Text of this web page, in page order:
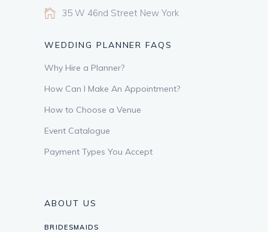
35 W 46nd Street New York
WEDDING PLANNER FAQS
Why Hire a Planner?
How Can I Make An Appointment?
How to Choose a Venue
Event Catalogue
Payment Types You Accept
ABOUT US
BRIDESMAIDS